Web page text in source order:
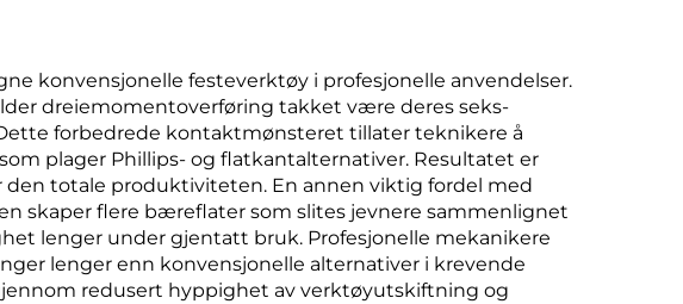
konvensjonelle festeverktøy i profesjonelle anvendelser.
dreiemomentoverføring takket være deres seks-
forbedrede kontaktmønsteret tillater teknikere å
plager Phillips- og flatkantalternativer. Resultatet er
totale produktiviteten. En annen viktig fordel med
skaper flere bæreflater som slites jevnere sammenlignet
lenger under gjentatt bruk. Profesjonelle mekanikere
lenger enn konvensjonelle alternativer i krevende
redusert hyppighet av verktøyutskiftning og